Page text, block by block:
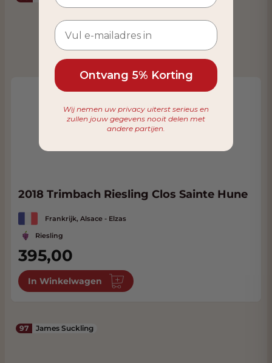
2018 Trimbach Riesling Clos Sainte Hune
Frankrijk, Alsace - Elzas
Riesling
395,00
In Winkelwagen
97 James Suckling
Ontvang 5% Korting
Wij nemen uw privacy uiterst serieus en
zullen jouw gegevens nooit delen met
andere partijen.